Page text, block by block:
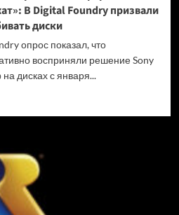
В Digital Foundry призвали
диски
опрос показал, что
восприняли решение Sony
на дисках с января...